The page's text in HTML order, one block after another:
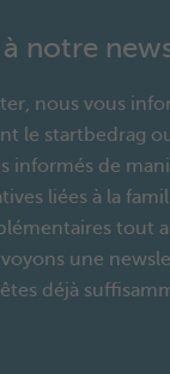
à notre
nous vous
le startbedrag
informés de
liées à la
tout
une
déjà